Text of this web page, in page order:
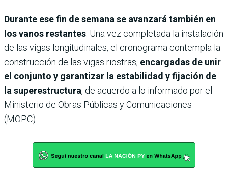
Durante ese fin de semana se avanzará también en
los vanos restantes. Una vez completada la instalación
de las vigas longitudinales, el cronograma contempla la
construcción de las vigas riostras, encargadas de unir
el conjunto y garantizar la estabilidad y fijación de
la superestructura, de acuerdo a lo informado por el
Ministerio de Obras Públicas y Comunicaciones
(MOPC).